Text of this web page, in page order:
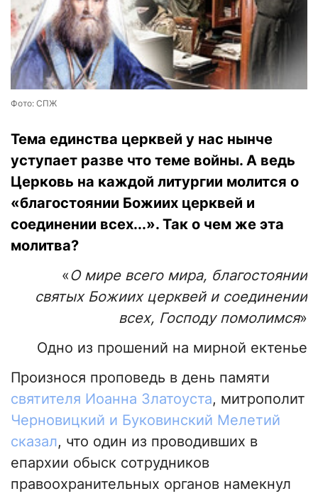
Фото: СПЖ
Тема единства церквей у нас нынче
уступает разве что теме войны. А ведь
Церковь на каждой литургии молится о
«благостоянии Божиих церквей и
соединении всех...». Так о чем же эта
молитва?
«О мире всего мира, благостоянии
святых Божиих церквей и соединении
всех, Господу помолимся»
Одно из прошений на мирной ектенье
Произнося проповедь в день памяти
святителя Иоанна Златоуста, митрополит
Черновицкий и Буковинский Мелетий
сказал, что один из проводивших в
епархии обыск сотрудников
правоохранительных органов намекнул